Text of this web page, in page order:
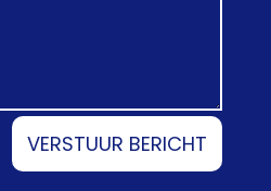
VERSTUUR BERICHT